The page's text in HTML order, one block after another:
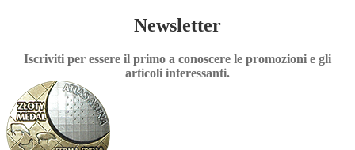
Newsletter
Iscriviti per essere il primo a conoscere le promozioni e gli
articoli interessanti.